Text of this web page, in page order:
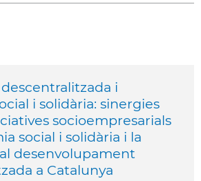
i
i solidària: sinergies
socioempresarials
social i solidària i la
desenvolupament
a Catalunya